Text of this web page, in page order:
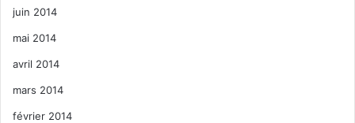
juin 2014
mai 2014
avril 2014
mars 2014
février 2014